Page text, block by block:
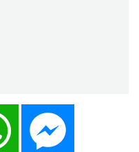
WhatsApp